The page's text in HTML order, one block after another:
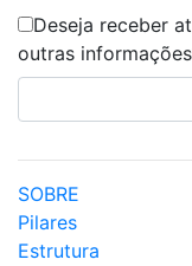
Deseja receber
outras
SOBRE
Pilares
Estrutura